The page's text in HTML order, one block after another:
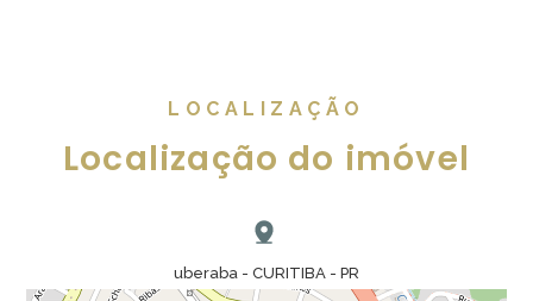
LOCALIZAÇÃO
Localização do imóvel
uberaba - CURITIBA - PR